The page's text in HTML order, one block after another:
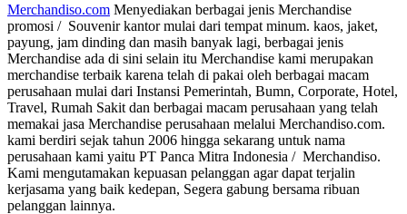
Merchandiso.com Menyediakan berbagai jenis Merchandise
promosi / Souvenir kantor mulai dari tempat minum. kaos, jaket,
payung, jam dinding dan masih banyak lagi, berbagai jenis
Merchandise ada di sini selain itu Merchandise kami merupakan
merchandise terbaik karena telah di pakai oleh berbagai macam
perusahaan mulai dari Instansi Pemerintah, Bumn, Corporate, Hotel,
Travel, Rumah Sakit dan berbagai macam perusahaan yang telah
memakai jasa Merchandise perusahaan melalui Merchandiso.com.
kami berdiri sejak tahun 2006 hingga sekarang untuk nama
perusahaan kami yaitu PT Panca Mitra Indonesia / Merchandiso.
Kami mengutamakan kepuasan pelanggan agar dapat terjalin
kerjasama yang baik kedepan, Segera gabung bersama ribuan
pelanggan lainnya.